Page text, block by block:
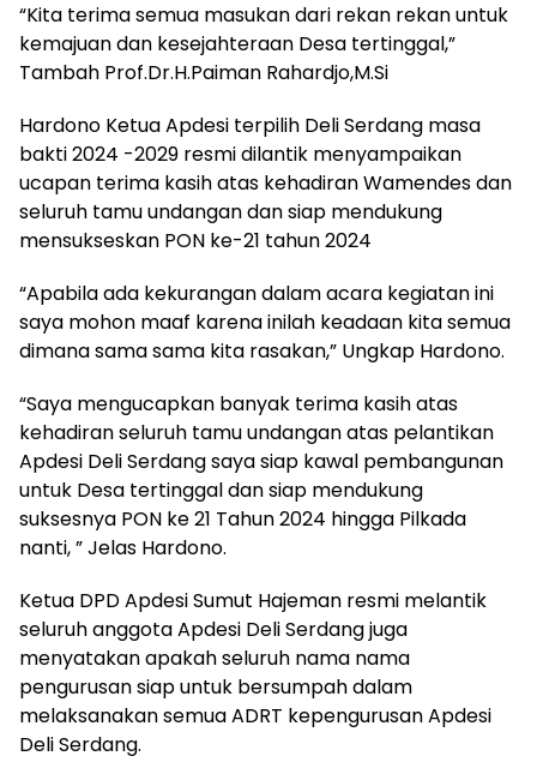
“Kita terima semua masukan dari rekan rekan untuk
kemajuan dan kesejahteraan Desa tertinggal,”
Tambah Prof.Dr.H.Paiman Rahardjo,M.Si
Hardono Ketua Apdesi terpilih Deli Serdang masa
bakti 2024 -2029 resmi dilantik menyampaikan
ucapan terima kasih atas kehadiran Wamendes dan
seluruh tamu undangan dan siap mendukung
mensukseskan PON ke-21 tahun 2024
“Apabila ada kekurangan dalam acara kegiatan ini
saya mohon maaf karena inilah keadaan kita semua
dimana sama sama kita rasakan,” Ungkap Hardono.
“Saya mengucapkan banyak terima kasih atas
kehadiran seluruh tamu undangan atas pelantikan
Apdesi Deli Serdang saya siap kawal pembangunan
untuk Desa tertinggal dan siap mendukung
suksesnya PON ke 21 Tahun 2024 hingga Pilkada
nanti, ” Jelas Hardono.
Ketua DPD Apdesi Sumut Hajeman resmi melantik
seluruh anggota Apdesi Deli Serdang juga
menyatakan apakah seluruh nama nama
pengurusan siap untuk bersumpah dalam
melaksanakan semua ADRT kepengurusan Apdesi
Deli Serdang.